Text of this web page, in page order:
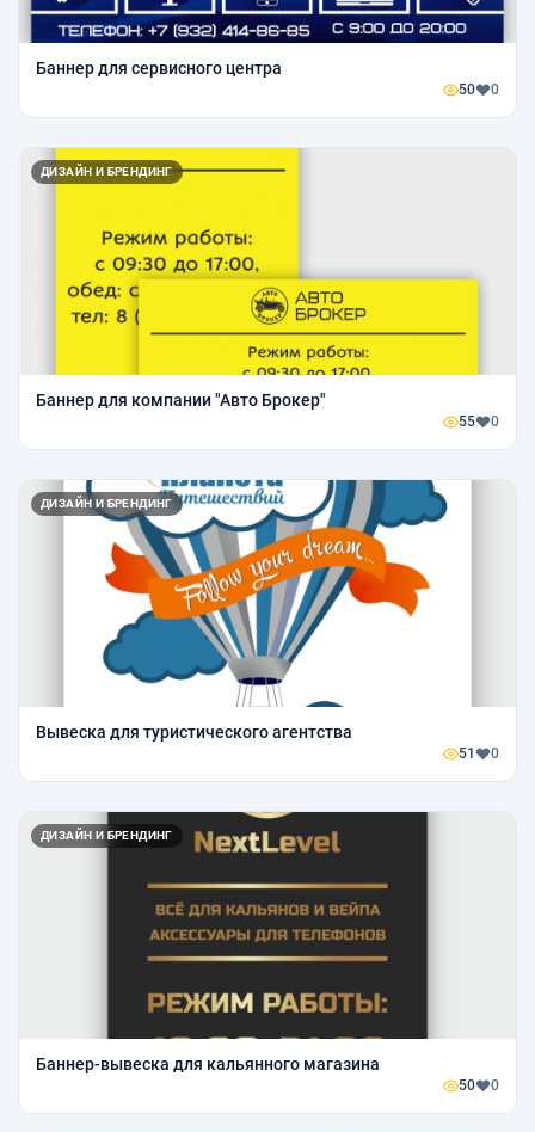
Баннер для сервисного центра
50 0
ДИЗАЙН И БРЕНДИНГ
Баннер для компании "Авто Брокер"
55 0
ДИЗАЙН И БРЕНДИНГ
Вывеска для туристического агентства
51 0
ДИЗАЙН И БРЕНДИНГ
Баннер-вывеска для кальянного магазина
50 0